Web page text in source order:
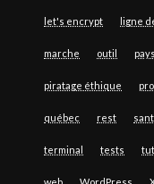
let's encrypt ligne
marche outil
piratage éthique
québec rest
terminal tests